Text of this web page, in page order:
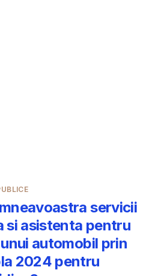
servicii
si asistenta pentru
automobil prin
2024 pentru